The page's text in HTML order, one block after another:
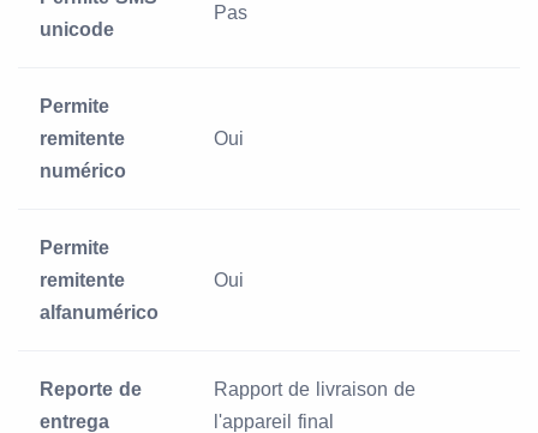
unicode
Pas
Permite
remitente
numérico
Oui
Permite
remitente
alfanumérico
Oui
Reporte de
entrega
Rapport de livraison de
l'appareil final